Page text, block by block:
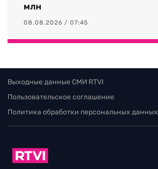
млн
08.08.2026 / 07:45
Выходные данные СМИ RTVI
Пользовательское соглашение
Политика обработки персональных данных